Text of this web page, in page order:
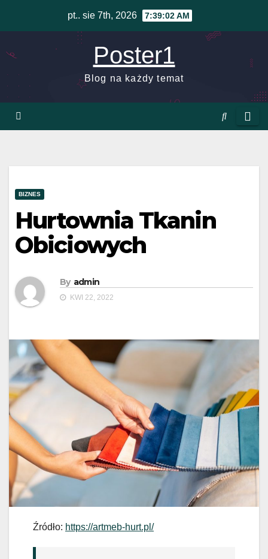
pt.. sie 7th, 2026 7:39:03 AM
Poster1
Blog na każdy temat
BIZNES
Hurtownia Tkanin
Obiciowych
By admin
KWI 22, 2022
Źródło: https://artmeb-hurt.pl/